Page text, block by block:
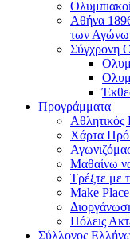
Αθήνα
των
Σύγχρονη
Προγράμματα
Αθλητικός
Χάρτα
Μαθαίνω
Τρέξτε με
Make
Πόλεις
Σύλλογος